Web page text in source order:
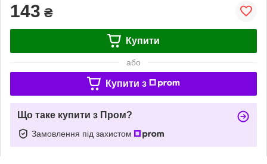
143 ₴
Купити
або
Купити з
Що таке купити з Пром?
Замовлення під захистом